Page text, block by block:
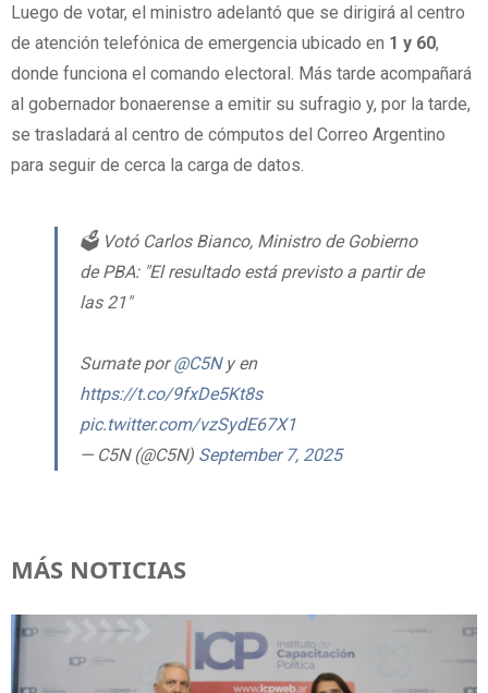
Luego de votar, el ministro adelantó que se dirigirá al centro
de atención telefónica de emergencia ubicado en 1 y 60,
donde funciona el comando electoral. Más tarde acompañará
al gobernador bonaerense a emitir su sufragio y, por la tarde,
se trasladará al centro de cómputos del Correo Argentino
para seguir de cerca la carga de datos.
🗳️ Votó Carlos Bianco, Ministro de Gobierno
de PBA: "El resultado está previsto a partir de
las 21"
Sumate por@C5Ny en
https://t.co/9fxDe5Kt8s
pic.twitter.com/vzSydE67X1
— C5N (@C5N) September 7, 2025
MÁS NOTICIAS